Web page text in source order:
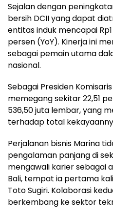
Sejalan dengan
bersih DCII yang dapat
entitas induk mencapai
persen (YoY). Kinerja ini
sebagai pemain utama
nasional.
Sebagai Presiden
memegang sekitar 22,51
536,50 juta lembar, yang
terhadap total
Perjalanan bisnis Marina
pengalaman panjang di
mengawali karier sebagai
Bali, tempat ia pertama
Toto Sugiri. Kolaborasi
berkembang ke sektor